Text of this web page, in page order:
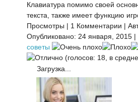
Клавиатура помимо своей
текста, также имеет функцию
Просмотры | 1 Комментарии |
Опубликовано: 24 января, 2015 |
советы
(голосов: 18, в
Загрузка...